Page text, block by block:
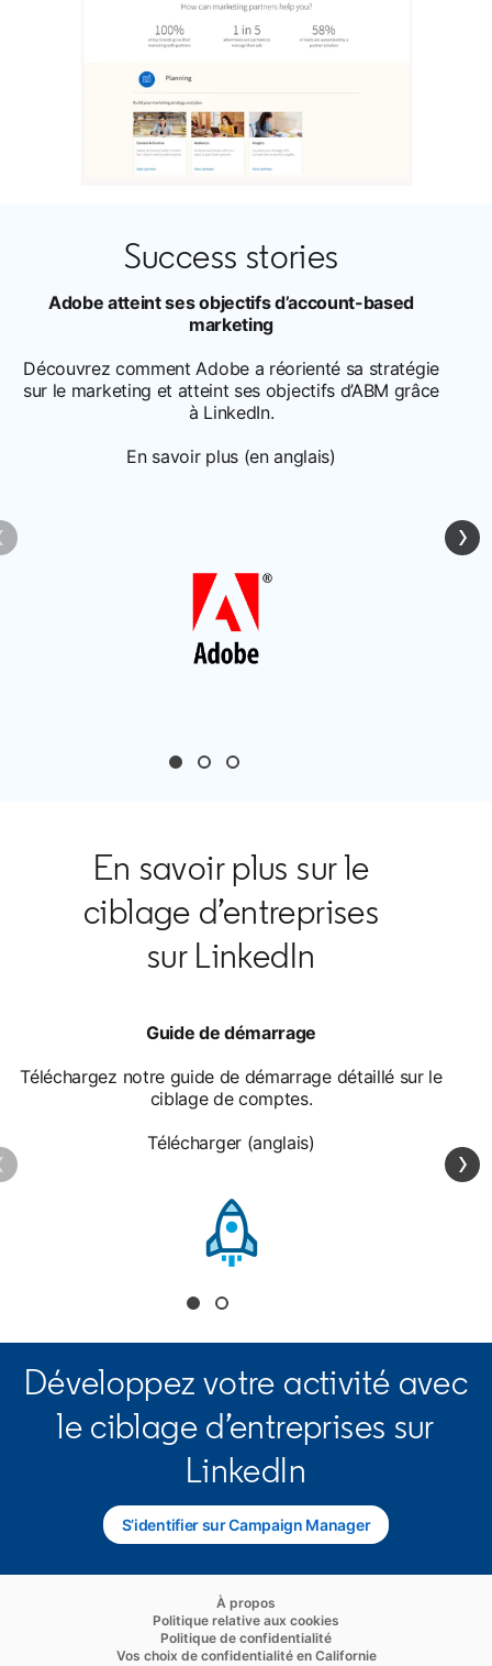
Success stories
Adobe atteint ses objectifs d’account-based
marketing
Découvrez comment Adobe a réorienté sa stratégie
sur le marketing et atteint ses objectifs d’ABM grâce
à LinkedIn.
En savoir plus (en anglais)
En savoir plus sur le
ciblage d’entreprises
sur LinkedIn
Guide de démarrage
Téléchargez notre guide de démarrage détaillé sur le
ciblage de comptes.
Télécharger (anglais)
Développez votre activité avec
le ciblage d’entreprises sur
LinkedIn
S’identifier sur Campaign Manager
opens in a new tab
À propos
Politique relative aux cookies
Politique de confidentialité
Vos choix de confidentialité en Californie